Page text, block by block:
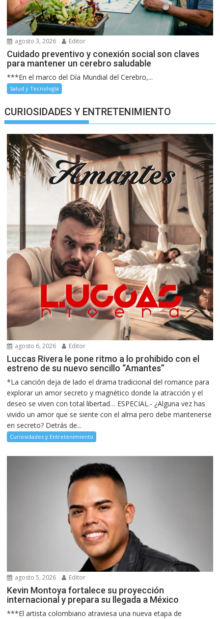
agosto 3, 2026 Editor
Cuidado preventivo y conexión social son claves
para mantener un cerebro saludable
***En el marco del Día Mundial del Cerebro,...
Salud y Tecnología
CURIOSIDADES Y ENTRETENIMIENTO
agosto 6, 2026 Editor
Luccas Rivera le pone ritmo a lo prohibido con el
estreno de su nuevo sencillo “Amantes”
*La canción deja de lado el drama tradicional del romance para
explorar un amor secreto y magnético donde la atracción y el
deseo se viven con total libertad… ESPECIAL.- ¿Alguna vez has
vivido un amor que se siente con el alma pero debe mantenerse
en secreto? Detrás de...
Curiosidades y Entretenimiento
agosto 5, 2026 Editor
Kevin Montoya fortalece su proyección
internacional y prepara su llegada a México
***El artista colombiano atraviesa una nueva etapa de